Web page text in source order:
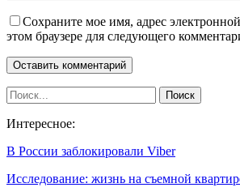
Сохраните мое имя, адрес
этом браузере для следующего
Интересное:
В России заблокировали Viber
Исследование: жизнь на съемной